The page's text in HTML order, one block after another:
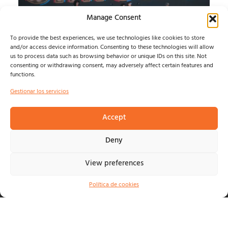
Manage Consent
To provide the best experiences, we use technologies like cookies to store
and/or access device information. Consenting to these technologies will allow
us to process data such as browsing behavior or unique IDs on this site. Not
consenting or withdrawing consent, may adversely affect certain features and
functions.
Gestionar los servicios
Accept
Deny
View preferences
Política de cookies
SONORAMA RIBERA:
CRÓNICA MIÉRCOLES
agosto 6, 2026
POLÍTICA DE PRIVACIDAD Y